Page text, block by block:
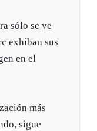
sólo se ve
exhiban sus
en el
más
sigue